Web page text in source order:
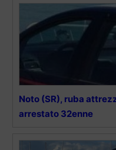
Noto (SR), ruba
arrestato 32enne